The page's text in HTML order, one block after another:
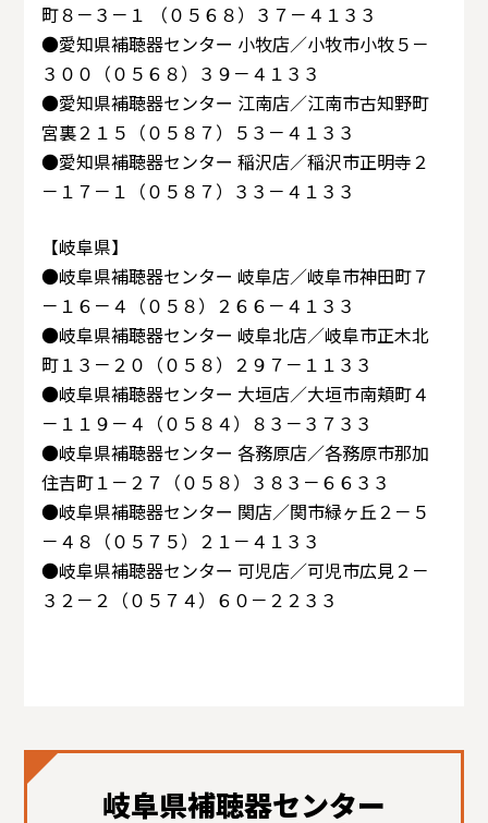
町８－３－１ （０５６８）３７－４１３３
●愛知県補聴器センター 小牧店／小牧市小牧５－
３００（０５６８）３９－４１３３
●愛知県補聴器センター 江南店／江南市古知野町
宮裏２１５（０５８７）５３－４１３３
●愛知県補聴器センター 稲沢店／稲沢市正明寺２
－１７－１（０５８７）３３－４１３３
【岐阜県】
●岐阜県補聴器センター 岐阜店／岐阜市神田町７
－１６－４（０５８）２６６－４１３３
●岐阜県補聴器センター 岐阜北店／岐阜市正木北
町１３－２０（０５８）２９７－１１３３
●岐阜県補聴器センター 大垣店／大垣市南頬町４
－１１９－４（０５８４）８３－３７３３
●岐阜県補聴器センター 各務原店／各務原市那加
住吉町１－２７（０５８）３８３－６６３３
●岐阜県補聴器センター 関店／関市緑ヶ丘２－５
－４８（０５７５）２１－４１３３
●岐阜県補聴器センター 可児店／可児市広見２－
３２－２（０５７４）６０－２２３３
岐阜県補聴器センター